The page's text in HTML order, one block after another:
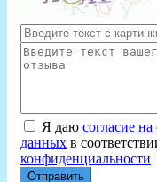
Я даю согласие
данных в
конфиденциальности
Отправить